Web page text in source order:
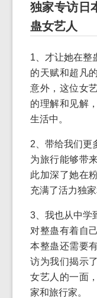
独家专访日
蛊女艺人
1、才让她在整
的天赋和超凡
意外，这位女
的理解和见解
生活中。
2、带给我们更
为旅行能够带
此加深了她在
充满了活力独
3、我也从中学
对整蛊有着自
本整蛊还需要
访为我们揭示
女艺人的一面
家和旅行家。